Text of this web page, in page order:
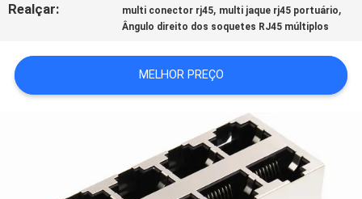
MAPA
DO
SITE
PRIVACIDADE
Realçar: multi conector rj45, multi jaque rj45 portuário,
Ângulo direito dos soquetes RJ45 múltiplos
MELHOR PREÇO